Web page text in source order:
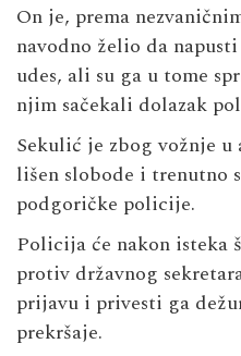
On je, prema
navodno želio da
udes, ali su ga u tome
njim sačekali dolazak
Sekulić je zbog vožnje
lišen slobode i trenutno
podgoričke policije.
Policija će nakon isteka
protiv državnog
prijavu i privesti ga
prekršaje.